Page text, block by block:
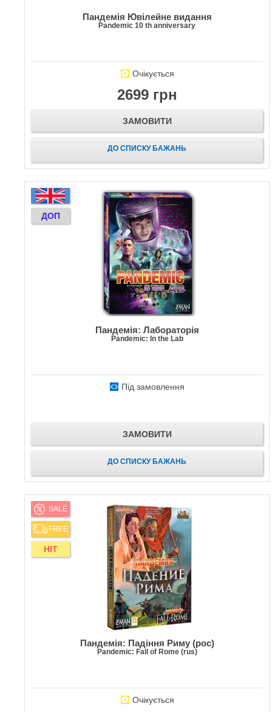
Пандемія Ювілейне видання
Pandemic 10 th anniversary
Очікується
2699 грн
ЗАМОВИТИ
ДО СПИСКУ БАЖАНЬ
ДОП
Пандемія: Лабораторія
Pandemic: In the Lab
Під замовлення
ЗАМОВИТИ
ДО СПИСКУ БАЖАНЬ
SALE
FREE
HIT
Пандемія: Падіння Риму (рос)
Pandemic: Fall of Rome (rus)
Очікується